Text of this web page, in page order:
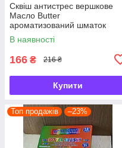
Сквіш антистрес вершкове
Масло Butter
ароматизований шматок
масла
В наявності
166 ₴ 216 ₴
Купити
Топ продажів –23%